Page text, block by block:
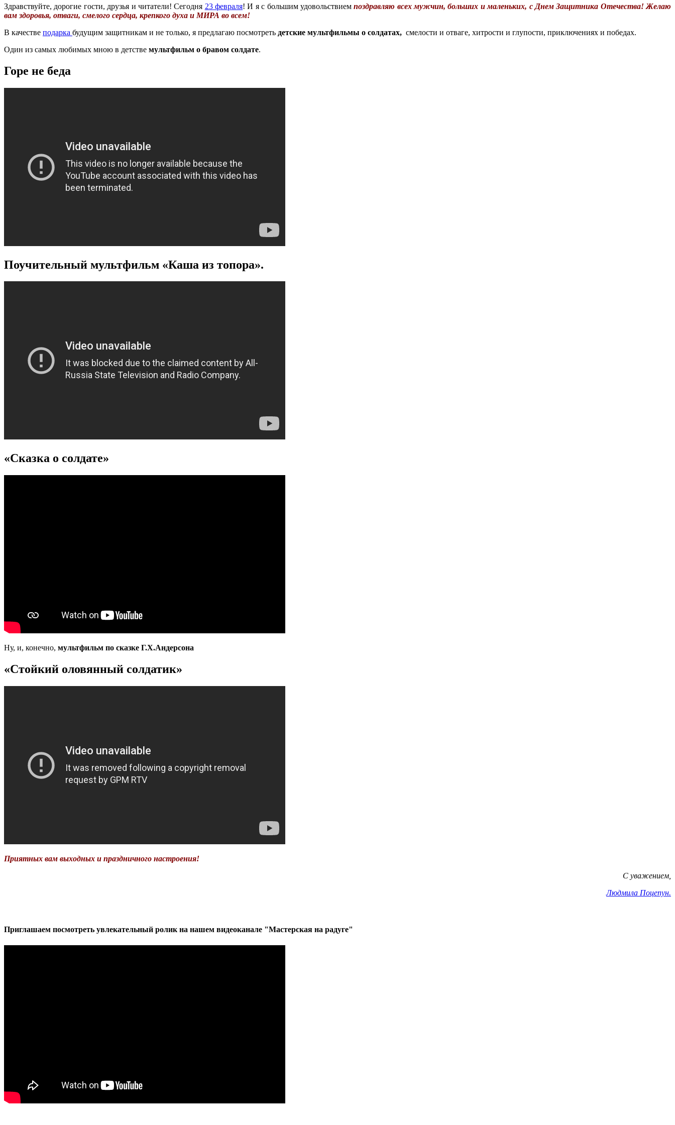
Здравствуйте, дорогие гости, друзья и читатели! Сегодня 23 февраля! И я с большим удовольствиемпоздравляю всех мужчин, больших и маленьких, с Днем Защитника Отечества! Желаю
вам здоровья, отваги, смелого сердца, крепкого духа и МИРА во всем!
В качестве подарка будущим защитникам и не только, я предлагаю посмотреть детские мультфильмы о солдатах, смелости и отваге, хитрости и глупости, приключениях и победах.
Один из самых любимых мною в детстве мультфильм о бравом солдате.
Горе не беда
Поучительный мультфильм «Каша из топора».
«Сказка о солдате»
Ну, и, конечно, мультфильм по сказке Г.Х.Андерсона
«Стойкий оловянный солдатик»
Приятных вам выходных и праздничного настроения!
С уважением,
Людмила Поцепун.
Приглашаем посмотреть увлекательный ролик на нашем видеоканале "Мастерская на радуге"